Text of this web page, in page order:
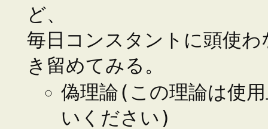
ど、
毎日コンスタントに頭使
き留めてみる。
偽理論(この理論は使
いください)